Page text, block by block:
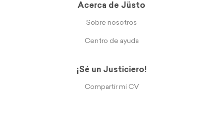
Acerca de Jüsto
Sobre nosotros
Centro de ayuda
¡Sé un Justiciero!
Compartir mi CV